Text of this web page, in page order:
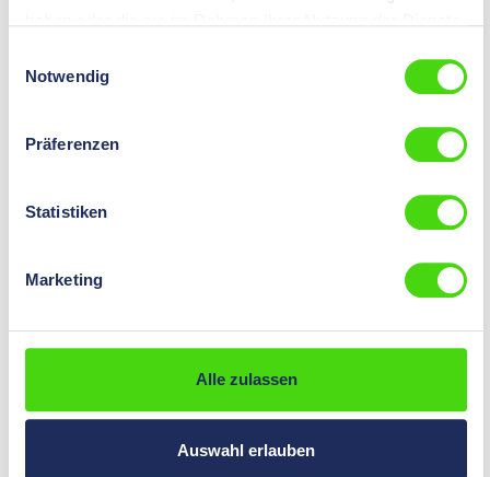
Notwendig
Präferenzen
Statistiken
Marketing
Alle zulassen
Auswahl erlauben
Abisolierzangen